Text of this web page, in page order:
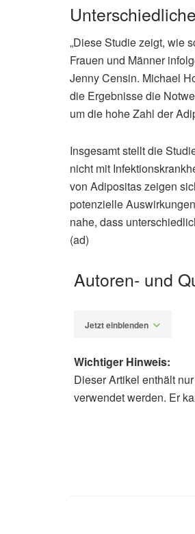
„Diese Studie zeigt, wie
Frauen und Männer
Jenny Censin. Michael
die Ergebnisse die
um die hohe Zahl der
Insgesamt stellt die
nicht mit
von Adipositas zeigen
potenzielle
nahe, dass
(ad)
Autoren- und
Jetzt einblenden
Alfred Domke
Wichtiger Hinweis:
Dieser Artikel enthält
verwendet werden. Er